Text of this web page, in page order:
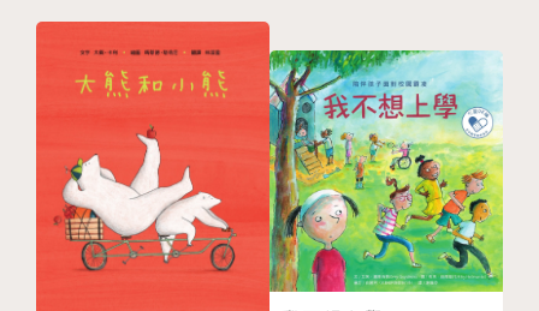
在某個平靜的日子，有一位好久不見的好朋友前來拜訪
角落小夥伴們。原來是企鵝（真正的）啊！企鵝（真正
的）從他的行囊中，取出一個小小的布偶和一封信，原
來這是來自白熊母親和白熊雙胞胎兄弟的問候。咦？可
是，布偶脖子上的鈕釦怎麼不見了？大家立即一同出發
去尋找，找啊找著，大家在森林的角落處，見到了一棟
大大的建築物。